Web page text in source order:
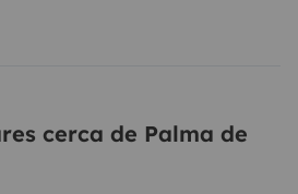
cerca de Palma de